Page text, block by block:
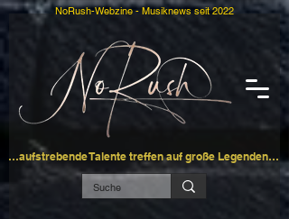
…aufstrebende Talente treffen auf große Legenden…
NoRush-Webzine - Musiknews seit 2022